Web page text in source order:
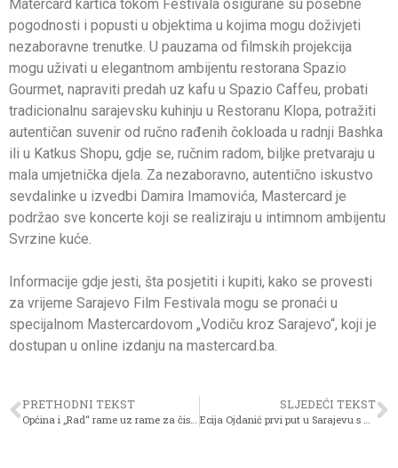
Matercard kartica tokom Festivala osigurane su posebne
pogodnosti i popusti u objektima u kojima mogu doživjeti
nezaboravne trenutke. U pauzama od filmskih projekcija
mogu uživati u elegantnom ambijentu restorana Spazio
Gourmet, napraviti predah uz kafu u Spazio Caffeu, probati
tradicionalnu sarajevsku kuhinju u Restoranu Klopa, potražiti
autentičan suvenir od ručno rađenih čokloada u radnji Bashka
ili u Katkus Shopu, gdje se, ručnim radom, biljke pretvaraju u
mala umjetnička djela. Za nezaboravno, autentično iskustvo
sevdalinke u izvedbi Damira Imamovića, Mastercard je
podržao sve koncerte koji se realiziraju u intimnom ambijentu
Svrzine kuće.
Informacije gdje jesti, šta posjetiti i kupiti, kako se provesti
za vrijeme Sarajevo Film Festivala mogu se pronaći u
specijalnom Mastercardovom „Vodiču kroz Sarajevo“, koji je
dostupan u online izdanju na mastercard.ba.
PRETHODNI TEKST SLJEDEĆI TEKST